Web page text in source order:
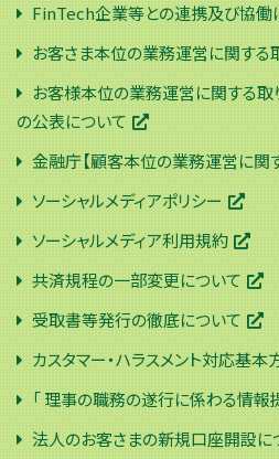
FinTech企業等との連携及び協働
お客さま本位の業務運営に関する
お客様本位の業務運営に関する
の公表について
金融庁【顧客本位の業務運営に関
ソーシャルメディアポリシー
ソーシャルメディア利用規約
共済規程の一部変更について
受取書等発行の徹底について
カスタマー・ハラスメント対応基本
「 理事の職務の遂行に係わる情報
法人のお客さまの新規口座開設に